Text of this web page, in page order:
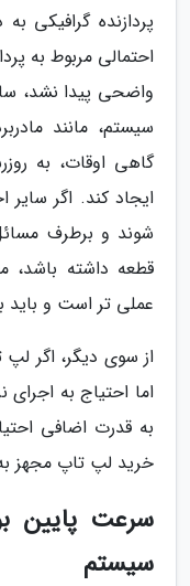
پردازنده گرافیکی
احتمالی مربوط به
واضحی پیدا نشد،
سیستم، مانند
گاهی اوقات، به
ایجاد کند. اگر سایر
شوند و برطرف
قطعه داشته باشد،
عملی تر است و
از سوی دیگر، اگر لپ
اما احتیاج به اجرای
به قدرت اضافی
خرید لپ تاپ مجهز
سرعت
سیستم